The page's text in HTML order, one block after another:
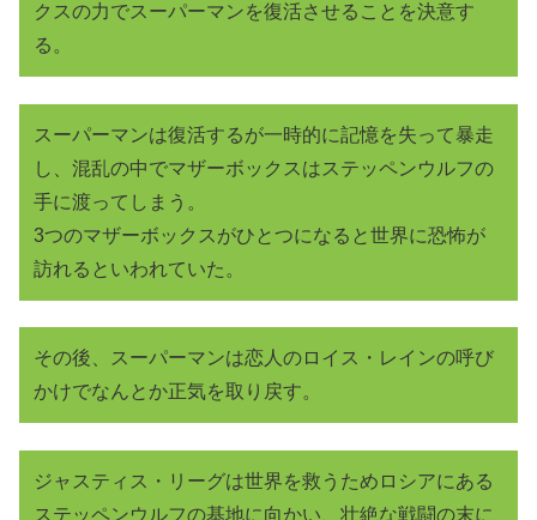
クスの力でスーパーマンを復活させることを決意す
る。
スーパーマンは復活するが一時的に記憶を失って暴走
し、混乱の中でマザーボックスはステッペンウルフの
手に渡ってしまう。
3つのマザーボックスがひとつになると世界に恐怖が
訪れるといわれていた。
その後、スーパーマンは恋人のロイス・レインの呼び
かけでなんとか正気を取り戻す。
ジャスティス・リーグは世界を救うためロシアにある
ステッペンウルフの基地に向かい、壮絶な戦闘の末に